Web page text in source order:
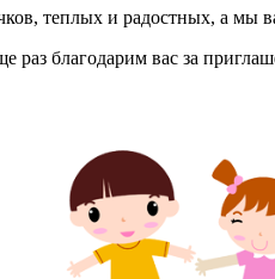
теплых и радостных, а мы
благодарим вас за